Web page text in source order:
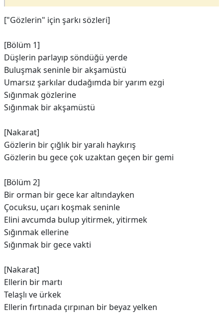
["Gözlerin" için şarkı sözleri]
[Bölüm 1]
Düşlerin parlayıp söndüğü yerde
Buluşmak seninle bir akşamüstü
Umarsız şarkılar dudağımda bir yarım ezgi
Sığınmak gözlerine
Sığınmak bir akşamüstü
[Nakarat]
Gözlerin bir çığlık bir yaralı haykırış
Gözlerin bu gece çok uzaktan geçen bir gemi
[Bölüm 2]
Bir orman bir gece kar altındayken
Çocuksu, uçarı koşmak seninle
Elini avcumda bulup yitirmek, yitirmek
Sığınmak ellerine
Sığınmak bir gece vakti
[Nakarat]
Ellerin bir martı
Telaşlı ve ürkek
Ellerin fırtınada çırpınan bir beyaz yelken